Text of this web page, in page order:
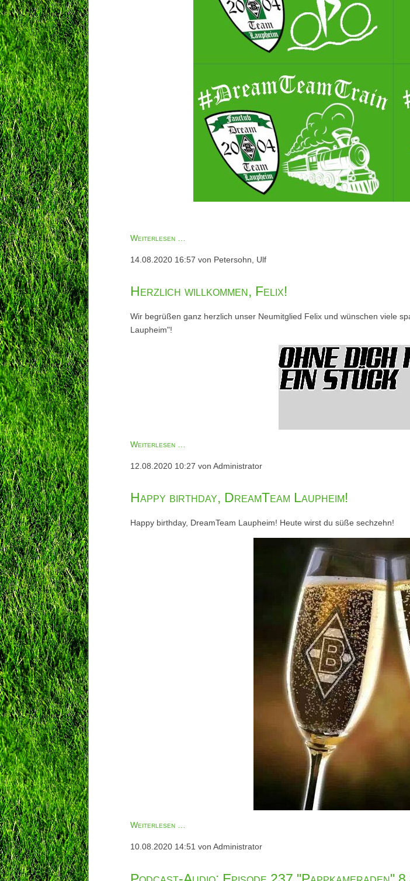
Weiterlesen …
14.08.2020 16:57 von Petersohn, Ulf
Herzlich willkommen, Felix!
Wir begrüßen ganz herzlich unser Neumitglied Felix und wünschen viele
Laupheim"!
Weiterlesen …
Felix!
12.08.2020 10:27 von Administrator
Happy birthday, DreamTeam Laupheim!
Happy birthday, DreamTeam Laupheim! Heute wirst du süße sechzehn!
Weiterlesen …
DreamTeam
10.08.2020 14:51 von Administrator